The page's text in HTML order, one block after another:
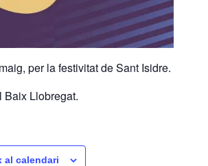
per la festivitat de Sant Isidre.
Baix Llobregat.
al calendari